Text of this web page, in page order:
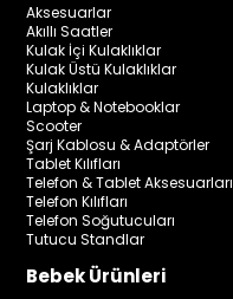
Aksesuarlar
Akıllı Saatler
Kulak İçi Kulaklıklar
Kulak Üstü Kulaklıklar
Kulaklıklar
Laptop & Notebooklar
Scooter
Şarj Kablosu & Adaptörler
Tablet Kılıfları
Telefon & Tablet Aksesuarları
Telefon Kılıfları
Telefon Soğutucuları
Tutucu Standlar
Bebek Ürünleri